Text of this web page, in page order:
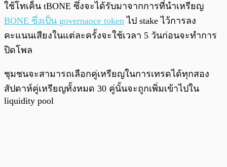
ใช้โทเค็น tBONE ซึ่งจะได้รับมาจากการที่นำเหรียญ
BONE ซึ่งเป็น governance token ไป stake ไว้การลง
คะแนนเสียงในแต่ละครั้งจะใช้เวลา 5 วันก่อนจะทำการ
ปิดโพล
ชุมชนจะสามารถเลือกคู่เหรียญในการเทรดได้ทุกสอง
สัปดาห์คู่เหรียญทั้งหมด 30 คู่นั้นจะถูกเพิ่มเข้าไปใน
liquidity pool